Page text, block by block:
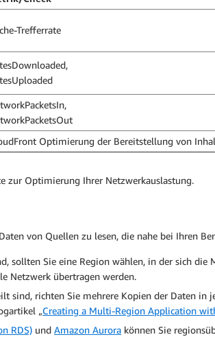
Trefferrate
Optimierung der Bereitstellung von
zur Optimierung Ihrer Netzwerkauslastung.
von Quellen zu lesen, die nahe bei Ihren
sollten Sie eine Region wählen, in der sich
Netzwerk übertragen werden.
sind, richten Sie mehrere Kopien der Daten
„Creating a Multi-Region Application
RDS) und Amazon Aurora können Sie